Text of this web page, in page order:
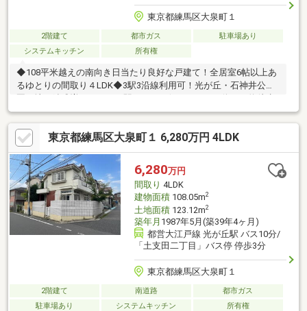
東京都練馬区大泉町１
2階建て 都市ガス
駐車場あり
システムキッチン
所有権
◆108平米越えの南向き日当たり良好な戸建て！全居室6帖以上あ
るゆとりの間取り４LDK◆3駅3沿線利用可！光が丘・石神井公
分◆ウォークインクローゼット×２、収納×３、床下収納、天井裏
収納と収納が豊富◆南面バルコニー・リビングにつき、日当たり
通風良好◆カースペースあり（駐車可能な車種要確認）◆システ
ムキッチン、温水洗浄機能付きトイレ等追焚機能付きと設備充
実。◆近隣には生活に必要なスーパー、コンビニ、郵便局等が徒
歩6分圏内にあり、住環境良好◆稲荷山公園清水山の森まで約
260m(徒歩4分)、稲荷山図書館まで約90m(徒歩2分)
東京都練馬区大泉町１ 6,280万円 4LDK
6,280万円
間取り 4LDK
建物面積108.05m2
土地面積123.12m2
築年月 1987年5月(築39年4ヶ月)
都営大江戸線 光が丘駅 バス10分/
「土支田二丁目」バス停 停歩3分
東京都練馬区大泉町１
2階建て 南道路
都市ガス
駐車場あり
システムキッチン 所有権